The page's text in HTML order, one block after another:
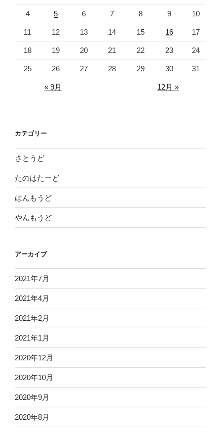
4 5 6 7 8 9 10
11 12 13 14 15 16 17
18 19 20 21 22 23 24
25 26 27 28 29 30 31
« 9月 12月 »
カテゴリー
さとうど
たのはたーど
はんもうど
やんもうど
アーカイブ
2021年7月
2021年4月
2021年2月
2021年1月
2020年12月
2020年10月
2020年9月
2020年8月